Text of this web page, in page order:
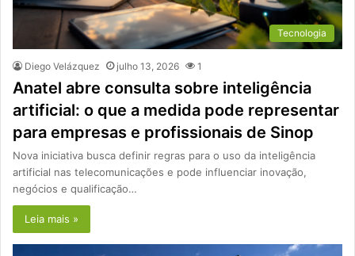
Tecnologia
Diego Velázquez julho 13, 2026 1
Anatel abre consulta sobre inteligência
artificial: o que a medida pode representar
para empresas e profissionais de Sinop
Nova iniciativa busca definir regras para o uso da inteligência
artificial nas telecomunicações e pode influenciar inovação,
negócios e qualificação…
Leia mais »